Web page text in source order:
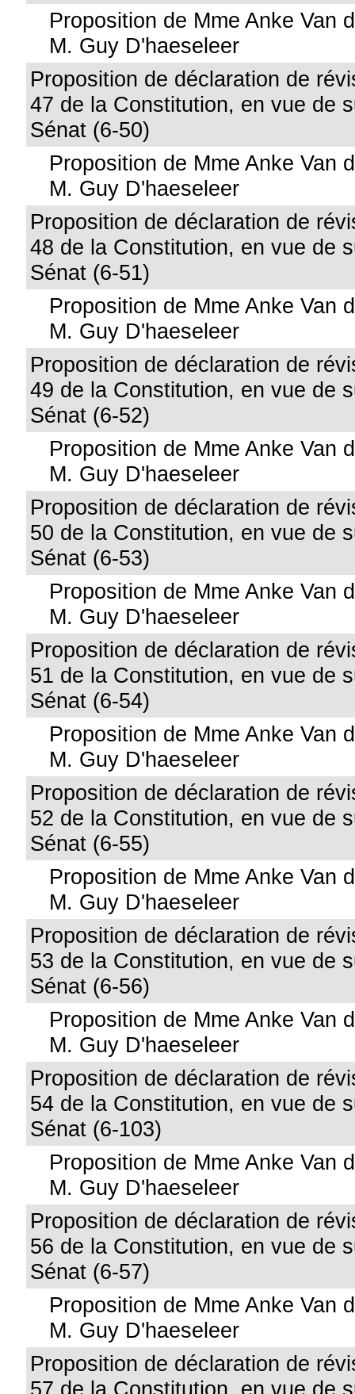
Proposition de Mme Anke Van
M. Guy D'haeseleer
Proposition de déclaration de
47 de la Constitution, en vue de
Sénat (6-50)
Proposition de Mme Anke Van
M. Guy D'haeseleer
Proposition de déclaration de
48 de la Constitution, en vue de
Sénat (6-51)
Proposition de Mme Anke Van
M. Guy D'haeseleer
Proposition de déclaration de
49 de la Constitution, en vue de
Sénat (6-52)
Proposition de Mme Anke Van
M. Guy D'haeseleer
Proposition de déclaration de
50 de la Constitution, en vue de
Sénat (6-53)
Proposition de Mme Anke Van
M. Guy D'haeseleer
Proposition de déclaration de
51 de la Constitution, en vue de
Sénat (6-54)
Proposition de Mme Anke Van
M. Guy D'haeseleer
Proposition de déclaration de
52 de la Constitution, en vue de
Sénat (6-55)
Proposition de Mme Anke Van
M. Guy D'haeseleer
Proposition de déclaration de
53 de la Constitution, en vue de
Sénat (6-56)
Proposition de Mme Anke Van
M. Guy D'haeseleer
Proposition de déclaration de
54 de la Constitution, en vue de
Sénat (6-103)
Proposition de Mme Anke Van
M. Guy D'haeseleer
Proposition de déclaration de
56 de la Constitution, en vue de
Sénat (6-57)
Proposition de Mme Anke Van
M. Guy D'haeseleer
Proposition de déclaration de
57 de la Constitution, en vue de